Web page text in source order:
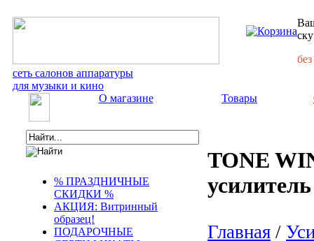
сеть салонов аппаратуры
для музыки и кино
О магазине Товары
% ПРАЗДНИЧНЫЕ
СКИДКИ %
АКЦИЯ: Витринный
образец!
ПОДАРОЧНЫЕ
TONE
усилитель
Главная /